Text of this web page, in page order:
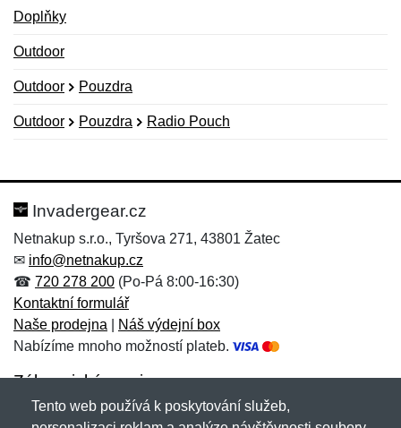
Doplňky
Outdoor
Outdoor Pouzdra
Outdoor Pouzdra Radio Pouch
Hodnocení:
Jméno: *
Jméno:
E-mail:*
Invadergear.cz
Netnakup s.r.o., Tyršova 271, 43801 Žatec
✉ info@netnakup.cz
☎ 720 278 200 (Po-Pá 8:00-16:30)
Kontaktní formulář
Naše prodejna
Náš výdejní box
Nabízíme mnoho možností plateb.
Zákaznický servis
Novinky emailem
Tento web používá k poskytování služeb,